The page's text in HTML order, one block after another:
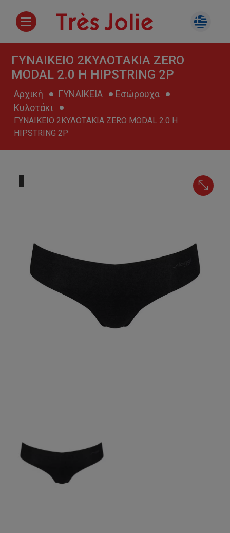
ΓΥΝΑΙΚΕΙΟ 2ΚΥΛΟΤAKIA ZERO
MODAL 2.0 H HIPSTRING 2P
Αρχική ΓΥΝΑΙΚΕΙΑ
Εσώρουχα
Κυλοτάκι
ΓΥΝΑΙΚΕΙΟ 2ΚΥΛΟΤAKIA ZERO MODAL 2.0 H
HIPSTRING 2P